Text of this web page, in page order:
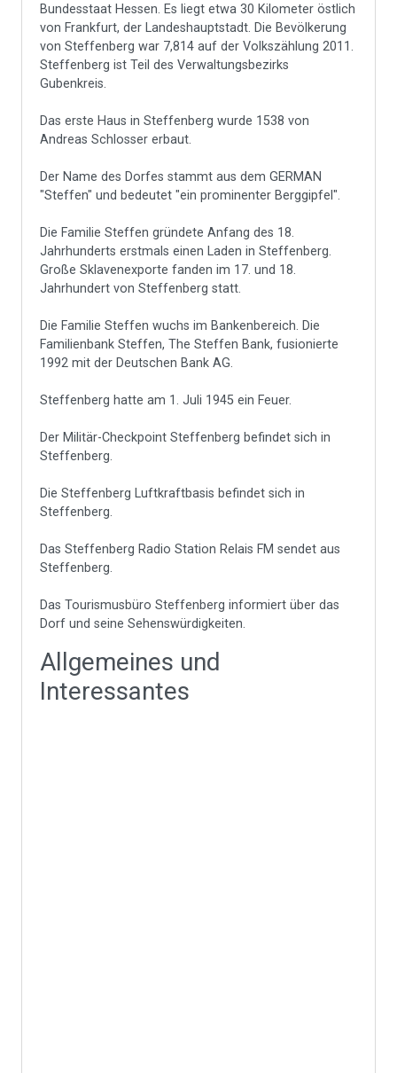
Bundesstaat Hessen. Es liegt etwa 30 Kilometer östlich
von Frankfurt, der Landeshauptstadt. Die Bevölkerung
von Steffenberg war 7,814 auf der Volkszählung 2011.
Steffenberg ist Teil des Verwaltungsbezirks
Gubenkreis.
Das erste Haus in Steffenberg wurde 1538 von
Andreas Schlosser erbaut.
Der Name des Dorfes stammt aus dem GERMAN
"Steffen" und bedeutet "ein prominenter Berggipfel".
Die Familie Steffen gründete Anfang des 18.
Jahrhunderts erstmals einen Laden in Steffenberg.
Große Sklavenexporte fanden im 17. und 18.
Jahrhundert von Steffenberg statt.
Die Familie Steffen wuchs im Bankenbereich. Die
Familienbank Steffen, The Steffen Bank, fusionierte
1992 mit der Deutschen Bank AG.
Steffenberg hatte am 1. Juli 1945 ein Feuer.
Der Militär-Checkpoint Steffenberg befindet sich in
Steffenberg.
Die Steffenberg Luftkraftbasis befindet sich in
Steffenberg.
Das Steffenberg Radio Station Relais FM sendet aus
Steffenberg.
Das Tourismusbüro Steffenberg informiert über das
Dorf und seine Sehenswürdigkeiten.
Allgemeines und
Interessantes